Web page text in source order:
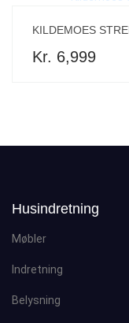
KILDEMOES
Kr. 6,999
Husindretning
Møbler
Indretning
Belysning